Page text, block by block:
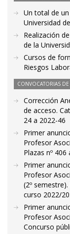
Un total de
Universidad
Realización
de la
Cursos de
Riesgos
CONVOCATORIAS
Corrección
de acceso.
24 a 2022-46
Primer
Profesor
Plazas nº
Primer
Profesor
(2º
curso 2022/
Primer
Profesor
Concurso